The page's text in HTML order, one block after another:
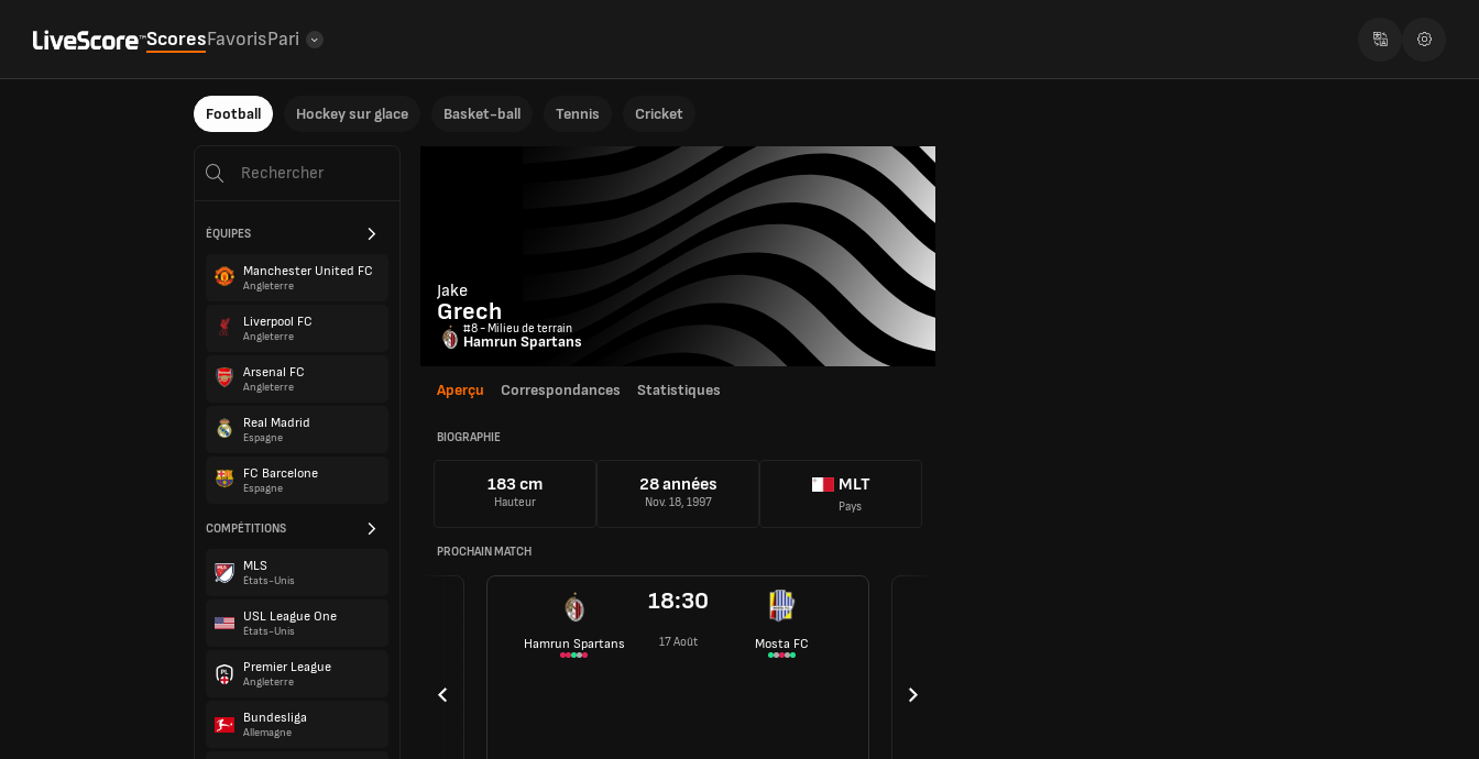
ScoresFavorisPari
Football Hockey sur glace Basket-ball Tennis Cricket
ÉQUIPES
Manchester United FC
Angleterre
Liverpool FC
Angleterre
Arsenal FC
Angleterre
Real Madrid
Espagne
FC Barcelone
Espagne
COMPÉTITIONS
MLS
États-Unis
USL League One
États-Unis
Premier League
Angleterre
Bundesliga
Allemagne
Jake
Grech
#8 - Milieu de terrain
Hamrun Spartans
Aperçu Correspondances Statistiques
BIOGRAPHIE
183 cm
Hauteur
28 années
Nov. 18, 1997
MLT
Pays
PROCHAIN MATCH
Hamrun Spartans
18:30
17 Août Mosta FC